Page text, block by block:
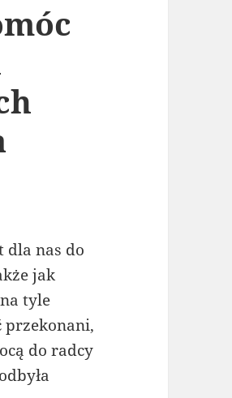
dla nas do
jak
tyle
przekonani,
do radcy